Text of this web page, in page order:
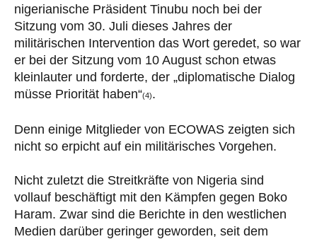
nigerianische Präsident Tinubu noch bei der
Sitzung vom 30. Juli dieses Jahres der
militärischen Intervention das Wort geredet, so war
er bei der Sitzung vom 10 August schon etwas
kleinlauter und forderte, der „diplomatische Dialog
müsse Priorität haben“(4).
Denn einige Mitglieder von ECOWAS zeigten sich
nicht so erpicht auf ein militärisches Vorgehen.
Nicht zuletzt die Streitkräfte von Nigeria sind
vollauf beschäftigt mit den Kämpfen gegen Boko
Haram. Zwar sind die Berichte in den westlichen
Medien darüber geringer geworden, seit dem